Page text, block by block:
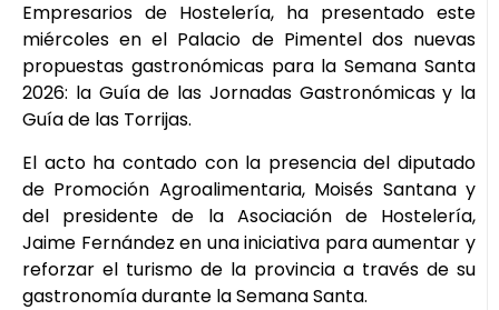
Empresarios de Hostelería, ha presentado este
miércoles en el Palacio de Pimentel dos nuevas
propuestas gastronómicas para la Semana Santa
2026: la Guía de las Jornadas Gastronómicas y la
Guía de las Torrijas.
El acto ha contado con la presencia del diputado
de Promoción Agroalimentaria, Moisés Santana y
del presidente de la Asociación de Hostelería,
Jaime Fernández en una iniciativa para aumentar y
reforzar el turismo de la provincia a través de su
gastronomía durante la Semana Santa.